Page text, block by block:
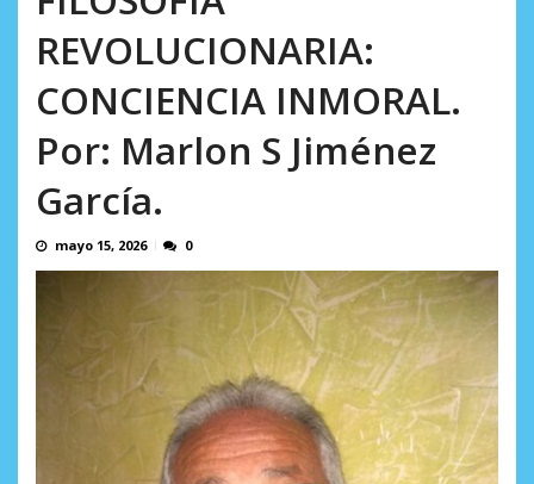
REVOLUCIONARIA:
CONCIENCIA INMORAL.
Por: Marlon S Jiménez
García.
mayo 15, 2026 0